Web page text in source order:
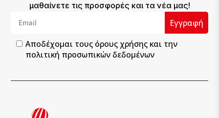
μαθαίνετε τις προσφορές και τα νέα μας!
Εγγραφή
Αποδέχομαι τους όρους χρήσης και την
πολιτική προσωπικών δεδομένων